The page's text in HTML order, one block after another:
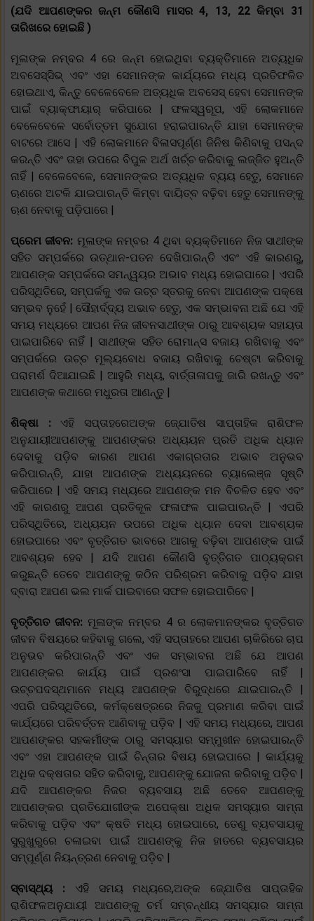
(ଯଦି ଆପଣଙ୍କର ଜନ୍ମ କୌଣସି ମାସର 4, 13, 22 କିମ୍ବା 31
ତାରିଖରେ ହୋଇଛି )
ମୂଳାଙ୍କ ନମ୍ବର 4 ରେ ଜନ୍ମ ହୋଇଥିବା ବ୍ୟକ୍ତିମାନେ ଅତ୍ୟଧିକ
ଅବସେସ୍ସିଭ୍ ଏବଂ ଏହା ସେମାନଙ୍କ କାର୍ଯ୍ୟରେ ମଧ୍ୟ ପ୍ରତିଫଳିତ
ହୋଇଥାଏ, କିନ୍ତୁ ବେଳେବେଳେ ଅତ୍ୟଧିକ ଅବସେସ୍ ହେବା ସେମାନଙ୍କ
ପାଇଁ ବ୍ୟାକ୍ଫାୟାର୍ କରିପାରେ | ଫଳସ୍ୱରୂପ, ଏହି ଲୋକମାନେ
ବେଳେବେଳେ ସର୍ବୋତ୍ତମ ସୁଯୋଗ ହରାଇପାରନ୍ତି ଯାହା ସେମାନଙ୍କ
ବାଟରେ ଆସେ | ଏହି ଲୋକମାନେ ବିଳାସପୂର୍ଣ୍ଣ ଜିନିଷ କିଣିବାକୁ ପସନ୍ଦ
କରନ୍ତି ଏବଂ ତାହା ଉପରେ ବିପୁଳ ଅର୍ଥ ଖର୍ଚ୍ଚ କରିବାକୁ ଲଜ୍ଜିତ ହୁଅନ୍ତି
ନାହିଁ | ବେଳେବେଳେ, ସେମାନଙ୍କର ଅତ୍ୟଧିକ ବ୍ୟୟ ହେତୁ, ସେମାନେ
ଋଣରେ ଅଟକି ଯାଇପାରନ୍ତି କିମ୍ବା ଦାୟିତ୍ବ ବଢ଼ିବା ହେତୁ ସେମାନଙ୍କୁ
ଋଣ ନେବାକୁ ପଡ଼ିପାରେ |
ପ୍ରେମ ଜୀବନ: ମୂଳାଙ୍କ ନମ୍ବର 4 ଥିବା ବ୍ୟକ୍ତିମାନେ ନିଜ ସାଥୀଙ୍କ
ସହିତ ସମ୍ପର୍କରେ ଉତ୍ଥାନ-ପତନ ଦେଖିପାରନ୍ତି ଏବଂ ଏହି କାରଣରୁ,
ଆପଣଙ୍କ ସମ୍ପର୍କରେ ସମନ୍ୱୟର ଅଭାବ ମଧ୍ୟ ହୋଇପାରେ | ଏପରି
ପରିସ୍ଥିତିରେ, ସମ୍ପର୍କକୁ ଏକ ଉଚ୍ଚ ସ୍ତରକୁ ନେବା ଆପଣଙ୍କ ପକ୍ଷେ
ସମ୍ଭବ ନୁହେଁ | ସୌହାର୍ଦ୍ଦ୍ୟ ଅଭାବ ହେତୁ, ଏକ ସମ୍ଭାବନା ଅଛି ଯେ ଏହି
ସମୟ ମଧ୍ୟରେ ଆପଣ ନିଜ ଜୀବନସାଥୀଙ୍କ ଠାରୁ ଆବଶ୍ୟକ ସହାୟତା
ପାଇପାରିବେ ନାହିଁ | ସାଥୀଙ୍କ ସହିତ ରୋମାନ୍ସ ବଜାୟ ରଖିବାକୁ ଏବଂ
ସମ୍ପର୍କରେ ଉଚ୍ଚ ମୂଲ୍ୟବୋଧ ବଜାୟ ରଖିବାକୁ ଚେଷ୍ଟା କରିବାକୁ
ପରାମର୍ଶ ଦିଆଯାଇଛି | ଆହୁରି ମଧ୍ୟ, ବାର୍ତ୍ତାଳାପକୁ ଜାରି ରଖନ୍ତୁ ଏବଂ
ଆପଣଙ୍କ କଥାରେ ମଧୁରତା ଆଣନ୍ତୁ |
ଶିକ୍ଷା : ଏହି ସପ୍ତାହରେଅଙ୍କ ଜ୍ଯୋତିଷ ସାପ୍ତାହିକ ରାଶିଫଳ
ଅନୁଯାୟୀଆପଣଙ୍କୁ ଆପଣଙ୍କର ଅଧ୍ୟୟନ ପ୍ରତି ଅଧିକ ଧ୍ୟାନ
ଦେବାକୁ ପଡ଼ିବ କାରଣ ଆପଣ ଏକାଗ୍ରତାର ଅଭାବ ଅନୁଭବ
କରିପାରନ୍ତି, ଯାହା ଆପଣଙ୍କ ଅଧ୍ୟୟନରେ ଚ୍ୟାଲେଞ୍ଜ ସୃଷ୍ଟି
କରିପାରେ | ଏହି ସମୟ ମଧ୍ୟରେ ଆପଣଙ୍କ ମନ ବିଚଳିତ ହେବ ଏବଂ
ଏହି କାରଣରୁ ଆପଣ ପ୍ରତିକୂଳ ଫଳାଫଳ ପାଇପାରନ୍ତି | ଏପରି
ପରିସ୍ଥିତିରେ, ଅଧ୍ୟୟନ ଉପରେ ଅଧିକ ଧ୍ୟାନ ଦେବା ଆବଶ୍ୟକ
ହୋଇପାରେ ଏବଂ ବୃତ୍ତିଗତ ଭାବରେ ଆଗକୁ ବଢ଼ିବା ଆପଣଙ୍କ ପାଇଁ
ଆବଶ୍ୟକ ହେବ | ଯଦି ଆପଣ କୌଣସି ବୃତ୍ତିଗତ ପାଠ୍ୟକ୍ରମ
କରୁଛନ୍ତି ତେବେ ଆପଣଙ୍କୁ କଠିନ ପରିଶ୍ରମ କରିବାକୁ ପଡ଼ିବ ଯାହା
ଦ୍ବାରା ଆପଣ ଭଲ ମାର୍କ ପାଇବାରେ ସଫଳ ହୋଇପାରିବେ |
ବୃତ୍ତିଗତ ଜୀବନ:ମୂଳାଙ୍କ ନମ୍ବର 4 ର ଲୋକମାନଙ୍କର ବୃତ୍ତିଗତ
ଜୀବନ ବିଷୟରେ କହିବାକୁ ଗଲେ, ଏହି ସପ୍ତାହରେ ଆପଣ ଚାକିରିରେ ଚାପ
ଅନୁଭବ କରିପାରନ୍ତି ଏବଂ ଏକ ସମ୍ଭାବନା ଅଛି ଯେ ଆପଣ
ଆପଣଙ୍କର କାର୍ଯ୍ୟ ପାଇଁ ପ୍ରଶଂସା ପାଇପାରିବେ ନାହିଁ |
ଉଚ୍ଚପଦସ୍ଥମାନେ ମଧ୍ୟ ଆପଣଙ୍କ ବିରୁଦ୍ଧରେ ଯାଇପାରନ୍ତି |
ଏପରି ପରିସ୍ଥିତିରେ, କର୍ମକ୍ଷେତ୍ରରେ ନିଜକୁ ପ୍ରମାଣ କରିବା ପାଇଁ
କାର୍ଯ୍ୟରେ ପରିବର୍ତ୍ତନ ଆଣିବାକୁ ପଡ଼ିବ | ଏହି ସମୟ ମଧ୍ୟରେ, ଆପଣ
ଆପଣଙ୍କର ସହକର୍ମୀଙ୍କ ଠାରୁ ସମସ୍ୟାର ସମ୍ମୁଖୀନ ହୋଇପାରନ୍ତି
ଏବଂ ଏହା ଆପଣଙ୍କ ପାଇଁ ଚିନ୍ତାର ବିଷୟ ହୋଇପାରେ | କାର୍ଯ୍ୟକୁ
ଅଧିକ ଦକ୍ଷତାର ସହିତ କରିବାକୁ, ଆପଣଙ୍କୁ ଯୋଜନା କରିବାକୁ ପଡ଼ିବ |
ଯଦି ଆପଣଙ୍କର ନିଜର ବ୍ୟବସାୟ ଅଛି ତେବେ ଆପଣଙ୍କୁ
ଆପଣଙ୍କର ପ୍ରତିଯୋଗୀଙ୍କ ଅପେକ୍ଷା ଅଧିକ ସମସ୍ୟାର ସାମ୍ନା
କରିବାକୁ ପଡ଼ିବ ଏବଂ କ୍ଷତି ମଧ୍ୟ ହୋଇପାରେ, ତେଣୁ ବ୍ୟବସାୟକୁ
ସୁରୁଖୁରୁରେ ଚଳାଇବା ପାଇଁ ଆପଣଙ୍କୁ ନିଜ ହାତରେ ବ୍ୟବସାୟର
ସମ୍ପୂର୍ଣ୍ଣ ନିୟନ୍ତ୍ରଣ ନେବାକୁ ପଡ଼ିବ |
ସ୍ବାସ୍ଥ୍ୟ : ଏହି ସମୟ ମଧ୍ୟରେ,ଅଙ୍କ ଜ୍ଯୋତିଷ ସାପ୍ତାହିକ
ରାଶିଫଳଅନୁଯାୟୀ ଆପଣଙ୍କୁ ଚର୍ମ ସମ୍ବନ୍ଧୀୟ ସମସ୍ୟାର ସାମ୍ନା